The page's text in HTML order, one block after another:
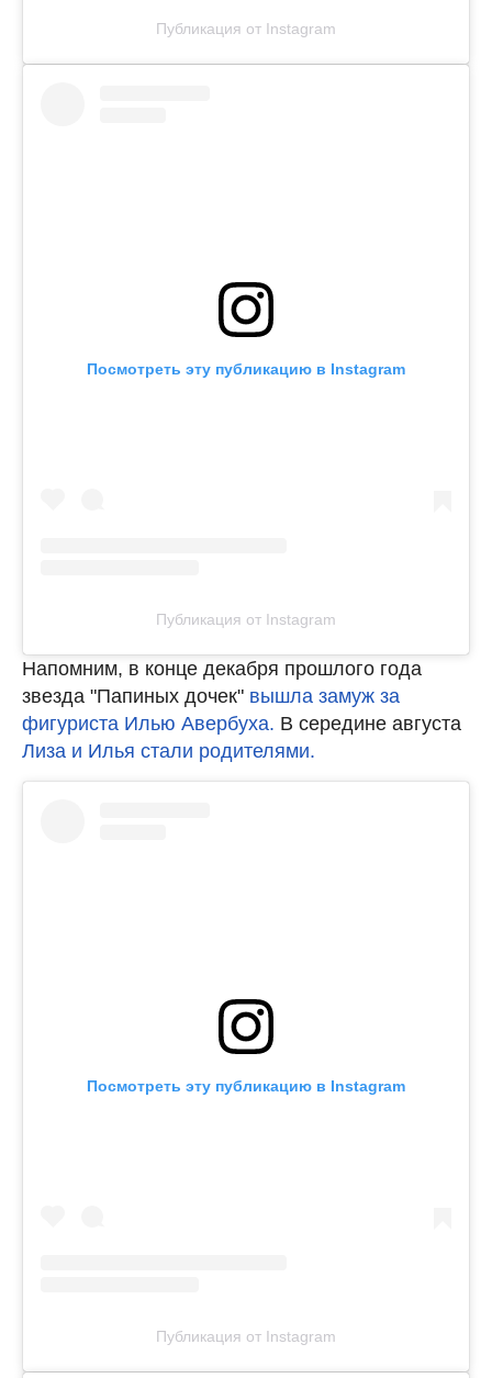
Публикация от Instagram
Посмотреть эту публикацию в Instagram
Публикация от Instagram
Напомним, в конце декабря прошлого года
звезда "Папиных дочек" вышла замуж за
фигуриста Илью Авербуха. В середине августа
Лиза и Илья стали родителями.
Посмотреть эту публикацию в Instagram
Публикация от Instagram